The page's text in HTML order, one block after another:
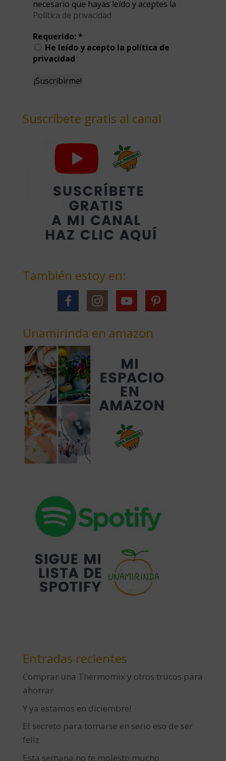
necesario que hayas leído y aceptes la
Política de privacidad
Requerido:*
He leído y acepto la política de
privacidad
Suscríbete gratis al canal
También estoy en:
Unamirinda en amazon
Entradas recientes
Comprar una Thermomix y otros trucos para
ahorrar
Y ya estamos en diciembre!
El secreto para tomarse en serio eso de ser
feliz
Esta semana no te molesto mucho